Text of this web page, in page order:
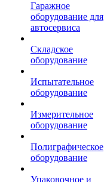
Гаражное
оборудование для
автосервиса
Складское
оборудование
Испытательное
оборудование
Измерительное
оборудование
Полиграфическое
оборудование
Упаковочное и